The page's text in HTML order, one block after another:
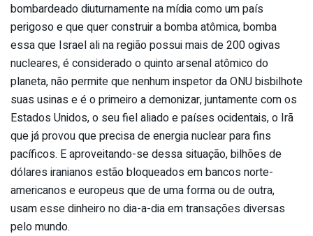
bombardeado diuturnamente na mídia como um país
perigoso e que quer construir a bomba atômica, bomba
essa que Israel ali na região possui mais de 200 ogivas
nucleares, é considerado o quinto arsenal atômico do
planeta, não permite que nenhum inspetor da ONU bisbilhote
suas usinas e é o primeiro a demonizar, juntamente com os
Estados Unidos, o seu fiel aliado e países ocidentais, o Irã
que já provou que precisa de energia nuclear para fins
pacíficos. E aproveitando-se dessa situação, bilhões de
dólares iranianos estão bloqueados em bancos norte-
americanos e europeus que de uma forma ou de outra,
usam esse dinheiro no dia-a-dia em transações diversas
pelo mundo.